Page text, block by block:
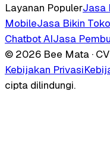
Layanan PopulerJasa
MobileJasa Bikin
Chatbot AIJasa
© 2026 Bee Mata ·
Kebijakan Privasi
cipta dilindungi.